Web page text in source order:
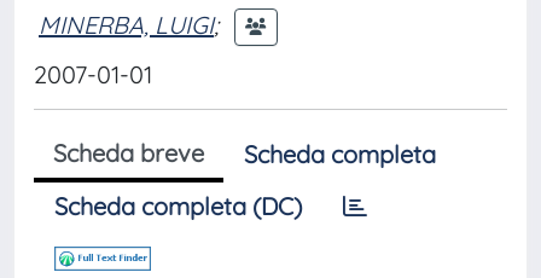
MINERBA, LUIGI;
2007-01-01
Scheda breve
Scheda completa
Scheda completa (DC)